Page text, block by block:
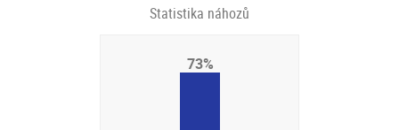
Statistika náhozů
73%